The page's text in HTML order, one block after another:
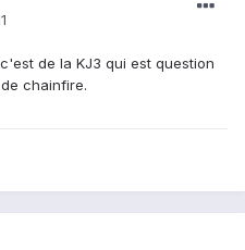
de la KJ3 qui est question
chainfire.